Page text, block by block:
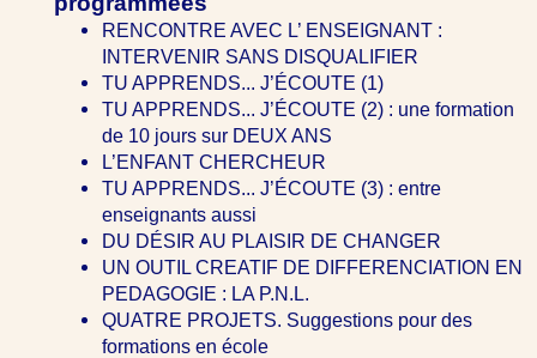
RENCONTRE AVEC L’ ENSEIGNANT :
INTERVENIR SANS DISQUALIFIER
TU APPRENDS... J’ÉCOUTE (1)
TU APPRENDS... J’ÉCOUTE (2) : une formation
de 10 jours sur DEUX ANS
L’ENFANT CHERCHEUR
TU APPRENDS... J’ÉCOUTE (3) : entre
enseignants aussi
DU DÉSIR AU PLAISIR DE CHANGER
UN OUTIL CREATIF DE DIFFERENCIATION EN
PEDAGOGIE : LA P.N.L.
QUATRE PROJETS. Suggestions pour des
formations en école